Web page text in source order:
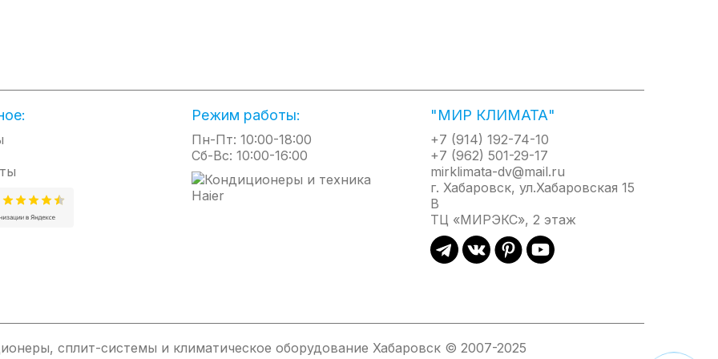
пламени или утечка газа. За счёт встроенной колёсной базы обогреватель свободно и безопасно можно
уличный обогреватель Ballu Flame может выступать еще и носителем наружной рекламы и информационных
магнитная поверхность для крепления на нижней части корпуса (аксессуар).
Режим работы:
Пн-Пт: 10:00-18:00
Сб-Вс: 10:00-16:00
"МИР КЛИМАТА"
+7 (914) 192-74-10
+7 (962) 501-29-17
mirklimata-dv@mail.ru
г. Хабаровск, ул.Хабаровская 15
В
ТЦ «МИРЭКС», 2 этаж
сплит-системы и климатическое оборудование Хабаровск © 2007-2025